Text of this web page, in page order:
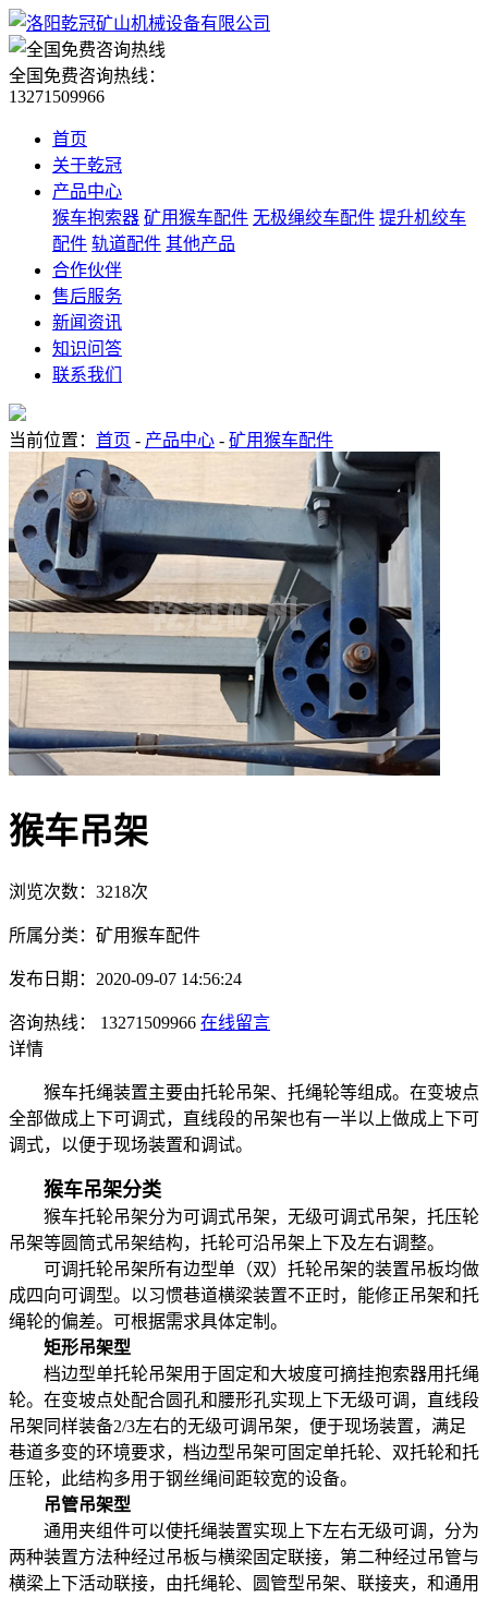
全国免费咨询热线：
13271509966
首页
关于乾冠
产品中心
猴车抱索器 矿用猴车配件 无极绳绞车配件 提升机绞车
配件 轨道配件 其他产品
合作伙伴
售后服务
新闻资讯
知识问答
联系我们
当前位置： 首页 - 产品中心 - 矿用猴车配件
猴车吊架
浏览次数：3218次
所属分类：矿用猴车配件
发布日期：2020-09-07 14:56:24
咨询热线： 13271509966 在线留言
详情
猴车托绳装置主要由托轮吊架、托绳轮等组成。在变坡点
全部做成上下可调式，直线段的吊架也有一半以上做成上下可
调式，以便于现场装置和调试。
猴车吊架分类
猴车托轮吊架分为可调式吊架，无级可调式吊架，托压轮
吊架等圆筒式吊架结构，托轮可沿吊架上下及左右调整。
可调托轮吊架所有边型单（双）托轮吊架的装置吊板均做
成四向可调型。以习惯巷道横梁装置不正时，能修正吊架和托
绳轮的偏差。可根据需求具体定制。
矩形吊架型
档边型单托轮吊架用于固定和大坡度可摘挂抱索器用托绳
轮。在变坡点处配合圆孔和腰形孔实现上下无级可调，直线段
吊架同样装备2/3左右的无级可调吊架，便于现场装置，满足
巷道多变的环境要求，档边型吊架可固定单托轮、双托轮和托
压轮，此结构多用于钢丝绳间距较宽的设备。
吊管吊架型
通用夹组件可以使托绳装置实现上下左右无级可调，分为
两种装置方法种经过吊板与横梁固定联接，第二种经过吊管与
横梁上下活动联接，由托绳轮、圆管型吊架、联接夹，和通用